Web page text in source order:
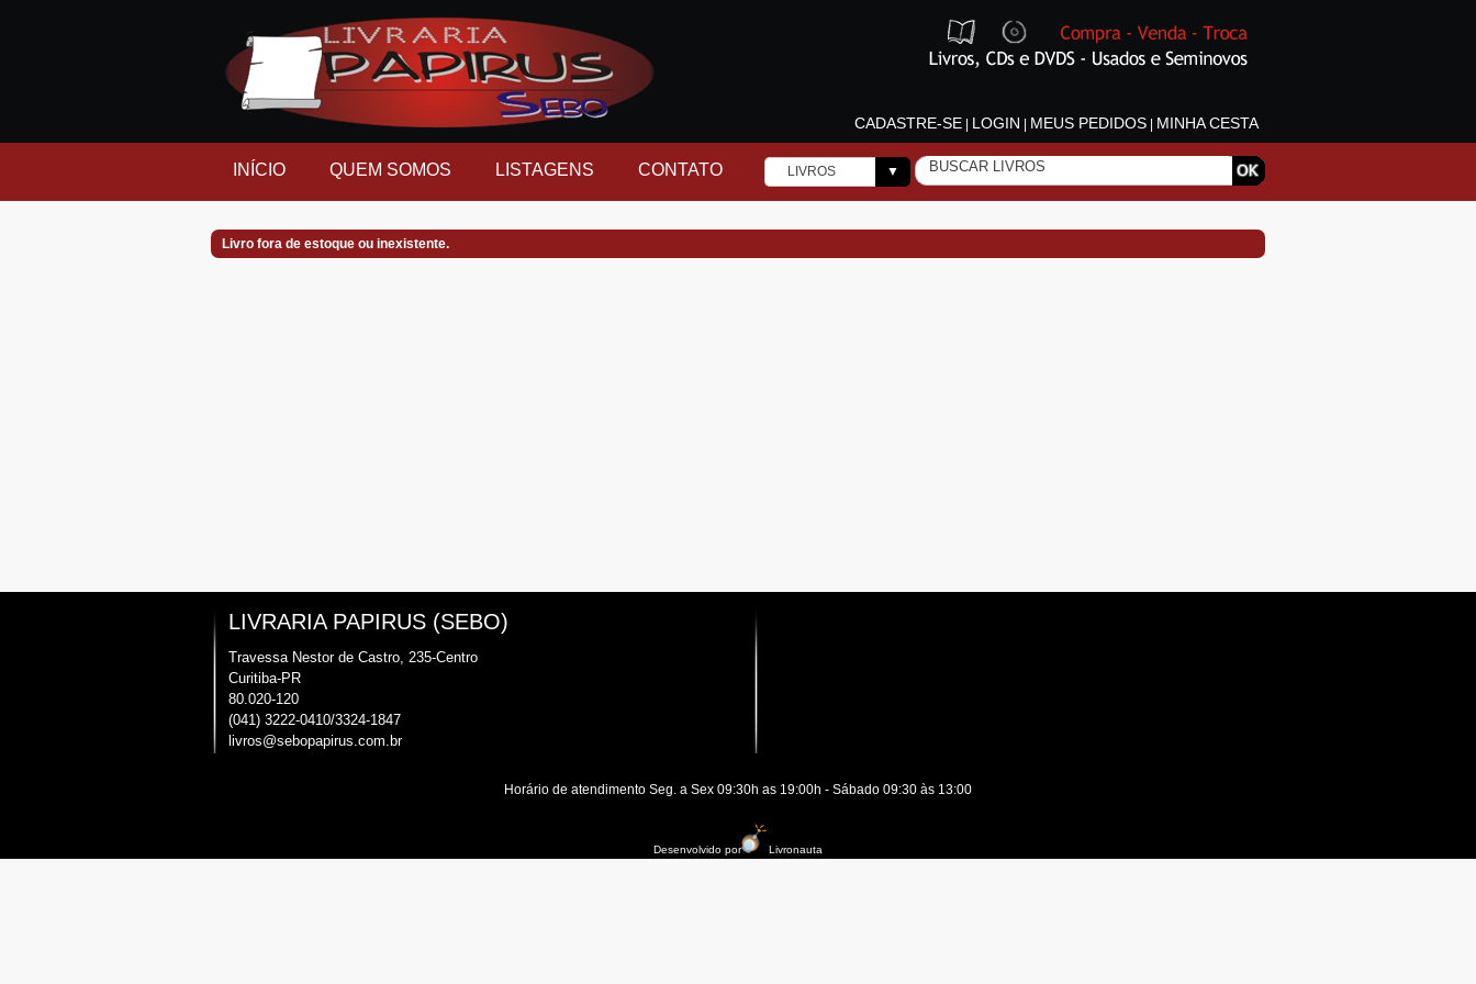
CADASTRE-SE LOGIN MEUS PEDIDOS MINHA CESTA
INÍCIO QUEM SOMOS LISTAGENS CONTATO LIVROS ▼
Livro fora de estoque ou inexistente.
LIVRARIA PAPIRUS (SEBO)
Travessa Nestor de Castro, 235-Centro
Curitiba-PR
80.020-120
(041) 3222-0410/3324-1847
livros@sebopapirus.com.br
Horário de atendimento Seg. a Sex 09:30h as 19:00h - Sábado 09:30 às 13:00
Desenvolvido por Livronauta